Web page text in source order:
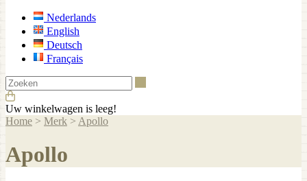
Nederlands
English
Deutsch
Français
Uw winkelwagen is leeg!
Home > Merk > Apollo
Apollo